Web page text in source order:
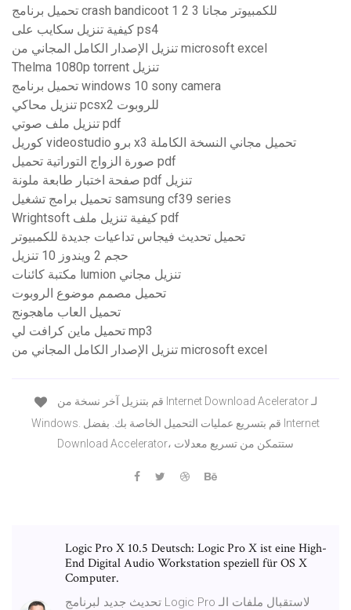
تحميل برنامج crash bandicoot 1 2 3 للكمبيوتر مجانا
كيفية تنزيل سكايب على ps4
تنزيل الإصدار الكامل المجاني من microsoft excel
Thelma 1080p torrent تنزيل
تحميل برنامج windows 10 sony camera
تنزيل محاكي pcsx2 للروبوت
تنزيل ملف صوتي pdf
كوريل videostudio برو x3 تحميل مجاني النسخة الكاملة
صورة الزواج التوراتية تحميل pdf
صفحة اختبار طابعة ملونة pdf تنزيل
تحميل برامج تشغيل samsung cf39 series
Wrightsoft كيفية تنزيل ملف pdf
تحميل تحديث فيجاس تداعيات جديدة للكمبيوتر
حجم 2 ويندوز 10 تنزيل
مكتبة كائنات lumion تنزيل مجاني
تحميل مصمم موضوع الروبوت
تحميل العاب ماهجونج
تحميل ماين كرافت لي mp3
تنزيل الإصدار الكامل المجاني من microsoft excel
Windows. قم بتسريع عمليات التحميل الخاصة بك. بفضل Internet
Download Accelerator، ستتمكن من تسريع معدلات
Logic Pro X 10.5 Deutsch: Logic Pro X ist eine High-
End Digital Audio Workstation speziell für OS X
Computer.
تحديث جديد لبرنامج Logic Pro لاستقبال ملفات الـ